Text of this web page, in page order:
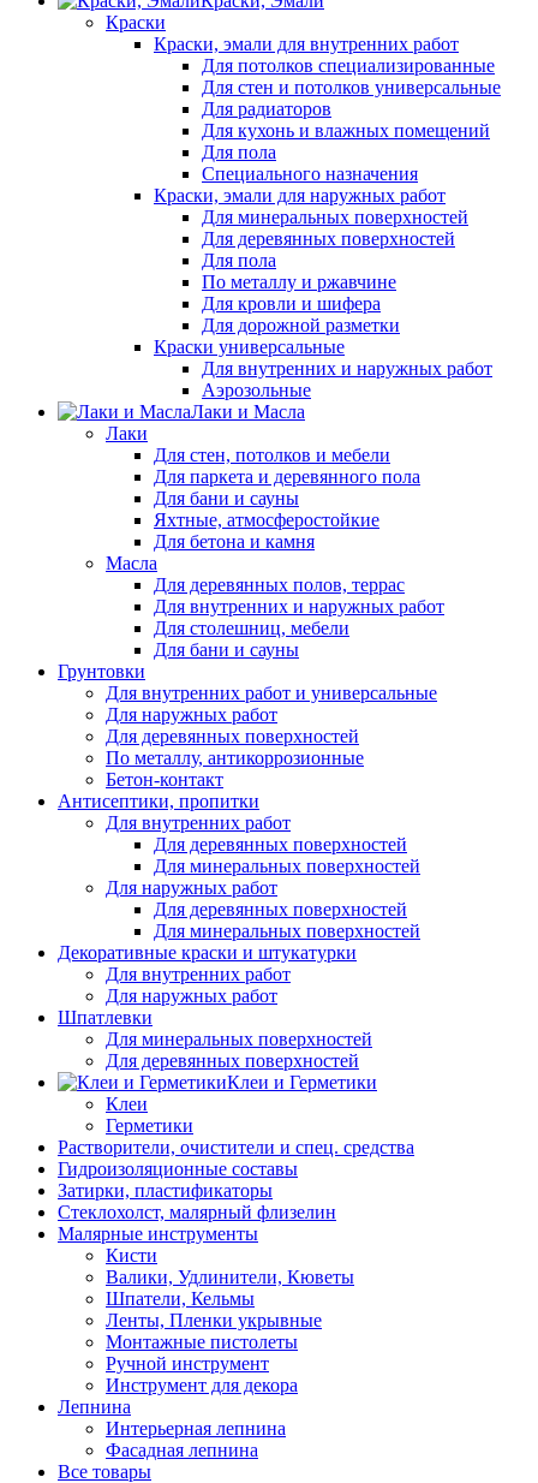
Краски
Краски, эмали для внутренних работ
Для потолков специализированные
Для стен и потолков универсальные
Для радиаторов
Для кухонь и влажных помещений
Для пола
Специального назначения
Краски, эмали для наружных работ
Для минеральных поверхностей
Для деревянных поверхностей
Для пола
По металлу и ржавчине
Для кровли и шифера
Для дорожной разметки
Краски универсальные
Для внутренних и наружных работ
Аэрозольные
Лаки и Масла
Лаки
Для стен, потолков и мебели
Для паркета и деревянного пола
Для бани и сауны
Яхтные, атмосферостойкие
Для бетона и камня
Масла
Для деревянных полов, террас
Для внутренних и наружных работ
Для столешниц, мебели
Для бани и сауны
Грунтовки
Для внутренних работ и универсальные
Для наружных работ
Для деревянных поверхностей
По металлу, антикоррозионные
Бетон-контакт
Антисептики, пропитки
Для внутренних работ
Для деревянных поверхностей
Для минеральных поверхностей
Для наружных работ
Для деревянных поверхностей
Для минеральных поверхностей
Декоративные краски и штукатурки
Для внутренних работ
Для наружных работ
Шпатлевки
Для минеральных поверхностей
Для деревянных поверхностей
Клеи и Герметики
Клеи
Герметики
Растворители, очистители и спец. средства
Гидроизоляционные составы
Затирки, пластификаторы
Стеклохолст, малярный флизелин
Малярные инструменты
Кисти
Валики, Удлинители, Кюветы
Шпатели, Кельмы
Ленты, Пленки укрывные
Монтажные пистолеты
Ручной инструмент
Инструмент для декора
Лепнина
Интерьерная лепнина
Фасадная лепнина
Все товары